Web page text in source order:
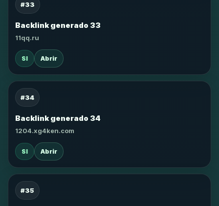
#33
Backlink generado 33
11qq.ru
SI Abrir
#34
Backlink generado 34
1204.xg4ken.com
SI Abrir
#35